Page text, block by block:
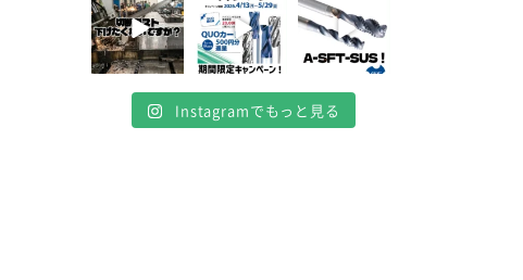
10
0
10
0
7
Instagramでもっと見る